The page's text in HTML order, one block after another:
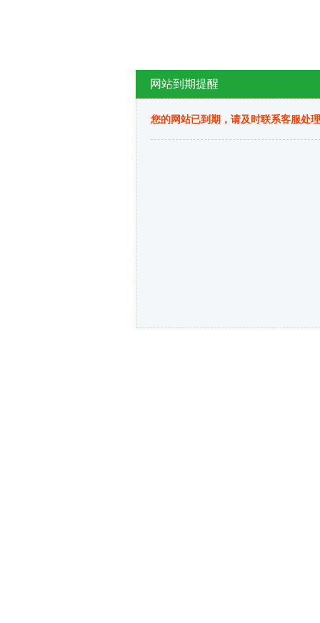
网站到期提醒
您的网站已到期，请及时联系客服处理